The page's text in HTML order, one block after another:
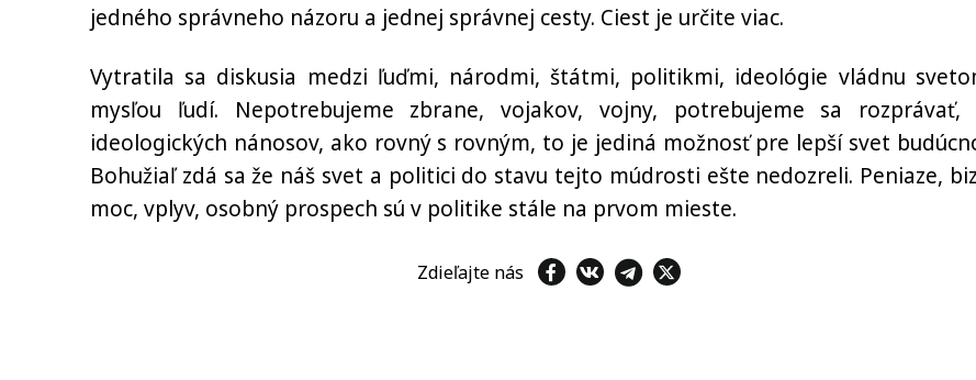
jedného správneho názoru a jednej správnej cesty. Ciest je určite viac.
Vytratila sa diskusia medzi ľuďmi, národmi, štátmi, politikmi, ideológie vládnu
mysľou ľudí. Nepotrebujeme zbrane, vojakov, vojny, potrebujeme sa rozprávať,
ideologických nánosov, ako rovný s rovným, to je jediná možnosť pre lepší svet
Bohužiaľ zdá sa že náš svet a politici do stavu tejto múdrosti ešte nedozreli. Peniaze,
moc, vplyv, osobný prospech sú v politike stále na prvom mieste.
Zdieľajte nás